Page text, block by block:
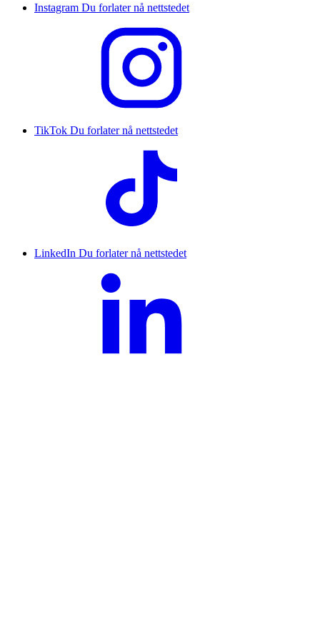
Instagram Du forlater nå nettstedet
TikTok Du forlater nå nettstedet
LinkedIn Du forlater nå nettstedet